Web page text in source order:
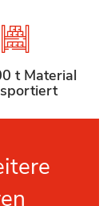
t Material